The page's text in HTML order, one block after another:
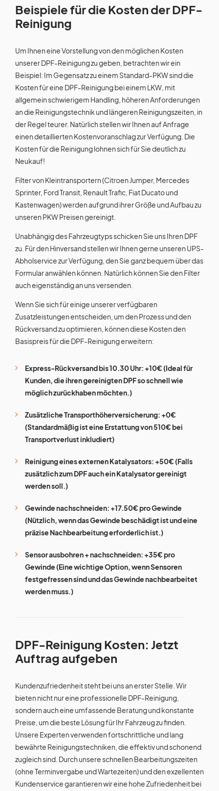
Beispiele für die Kosten der DPF-
Reinigung
Um Ihnen eine Vorstellung von den möglichen Kosten
unserer DPF-Reinigung zu geben, betrachten wir ein
Beispiel: Im Gegensatz zu einem Standard-PKW sind die
Kosten für eine DPF-Reinigung bei einem LKW, mit
allgemein schwierigem Handling, höheren Anforderungen
an die Reinigungstechnik und längeren Reinigungszeiten, in
der Regel teurer. Natürlich stellen wir Ihnen auf Anfrage
einen detaillierten Kostenvoranschlag zur Verfügung. Die
Kosten für die Reinigung lohnen sich für Sie deutlich zu
Neukauf!
Filter von Kleintransportern (Citroen Jumper, Mercedes
Sprinter, Ford Transit, Renault Trafic, Fiat Ducato und
Kastenwagen) werden aufgrund ihrer Größe und Aufbau zu
unseren PKW Preisen gereinigt.
Unabhängig des Fahrzeugtyps schicken Sie uns Ihren DPF
zu. Für den Hinversand stellen wir Ihnen gerne unseren UPS-
Abholservice zur Verfügung, den Sie ganz bequem über das
Formular anwählen können. Natürlich können Sie den Filter
auch eigenständig an uns versenden.
Wenn Sie sich für einige unserer verfügbaren
Zusatzleistungen entscheiden, um den Prozess und den
Rückversand zu optimieren, können diese Kosten den
Basispreis für die DPF-Reinigung erweitern:
Express-Rückversand bis 10.30 Uhr: +10€ (Ideal für
Kunden, die ihren gereinigten DPF so schnell wie
möglich zurückhaben möchten.)
Zusätzliche Transporthöherversicherung: +0€
(Standardmäßig ist eine Erstattung von 510€ bei
Transportverlust inkludiert)
Reinigung eines externen Katalysators: +50€ (Falls
zusätzlich zum DPF auch ein Katalysator gereinigt
werden soll.)
Gewinde nachschneiden: +17.50€ pro Gewinde
(Nützlich, wenn das Gewinde beschädigt ist und eine
präzise Nachbearbeitung erforderlich ist.)
Sensor ausbohren + nachschneiden: +35€ pro
Gewinde (Eine wichtige Option, wenn Sensoren
festgefressen sind und das Gewinde nachbearbeitet
werden muss.)
DPF-Reinigung Kosten: Jetzt
Auftrag aufgeben
Kundenzufriedenheit steht bei uns an erster Stelle. Wir
bieten nicht nur eine professionelle DPF-Reinigung,
sondern auch eine umfassende Beratung und konstante
Preise, um die beste Lösung für Ihr Fahrzeug zu finden.
Unsere Experten verwenden fortschrittliche und lang
bewährte Reinigungstechniken, die effektiv und schonend
zugleich sind. Durch unsere schnellen Bearbeitungszeiten
(ohne Terminvergabe und Wartezeiten) und den exzellenten
Kundenservice garantieren wir eine hohe Zufriedenheit bei